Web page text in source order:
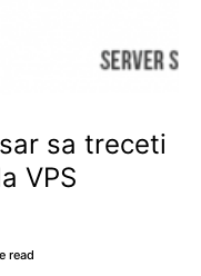
sa treceti
VPS
read